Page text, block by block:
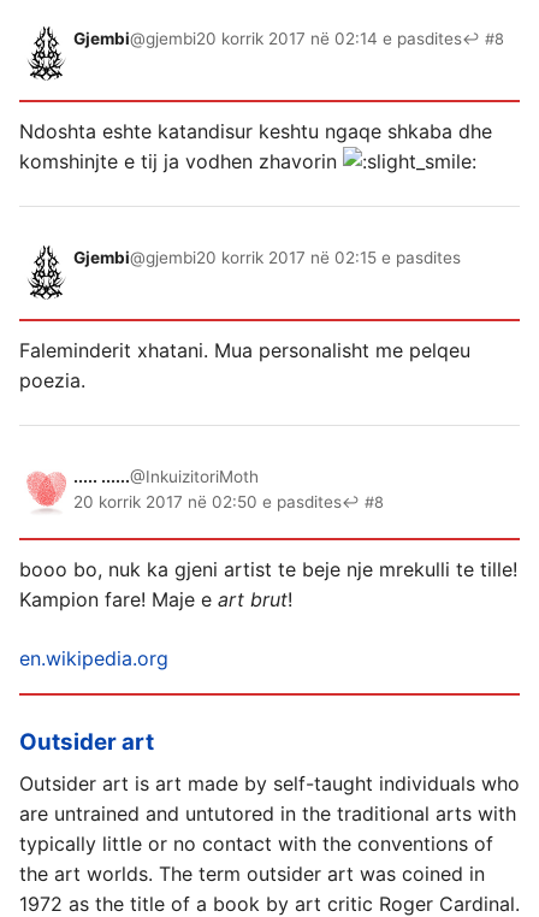
Gjembi@gjembi20 korrik 2017 në 02:14 e pasdites↩ #8
Ndoshta eshte katandisur keshtu ngaqe shkaba dhe
komshinjte e tij ja vodhen zhavorin
Gjembi@gjembi20 korrik 2017 në 02:15 e pasdites
Faleminderit xhatani. Mua personalisht me pelqeu
poezia.
..... ......@InkuizitoriMoth
20 korrik 2017 në 02:50 e pasdites↩ #8
booo bo, nuk ka gjeni artist te beje nje mrekulli te tille!
Kampion fare! Maje e art brut!
en.wikipedia.org
Outsider art
Outsider art is art made by self-taught individuals who
are untrained and untutored in the traditional arts with
typically little or no contact with the conventions of
the art worlds. The term outsider art was coined in
1972 as the title of a book by art critic Roger Cardinal.